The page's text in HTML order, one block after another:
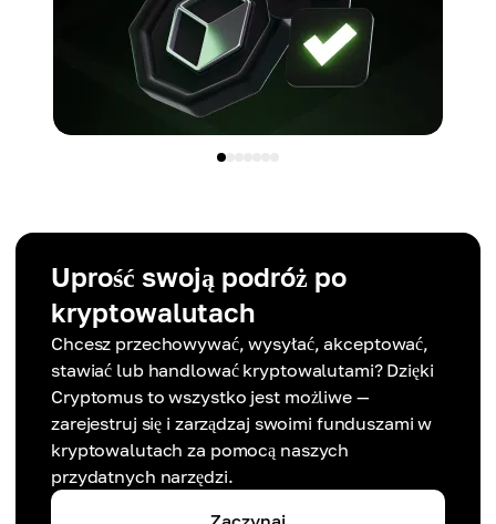
Uprość swoją podróż po
kryptowalutach
Chcesz przechowywać, wysyłać, akceptować,
stawiać lub handlować kryptowalutami? Dzięki
Cryptomus to wszystko jest możliwe —
zarejestruj się i zarządzaj swoimi funduszami w
kryptowalutach za pomocą naszych
przydatnych narzędzi.